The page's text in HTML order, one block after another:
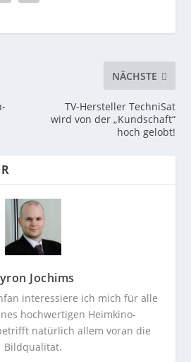
NÄCHSTE
TV-Hersteller TechniSat
wird von der „Kundschaft“
hoch gelobt!
Jochims
interessiere ich mich für alle
hochwertigen Heimkino-
natürlich allem voran die
Bildqualität.